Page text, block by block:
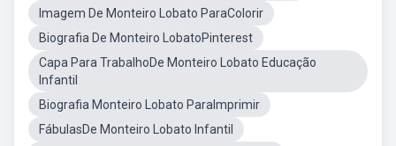
Imagem De Monteiro Lobato ParaColorir
Biografia De Monteiro LobatoPinterest
Capa Para TrabalhoDe Monteiro Lobato Educação
Infantil
Biografia Monteiro Lobato ParaImprimir
FábulasDe Monteiro Lobato Infantil